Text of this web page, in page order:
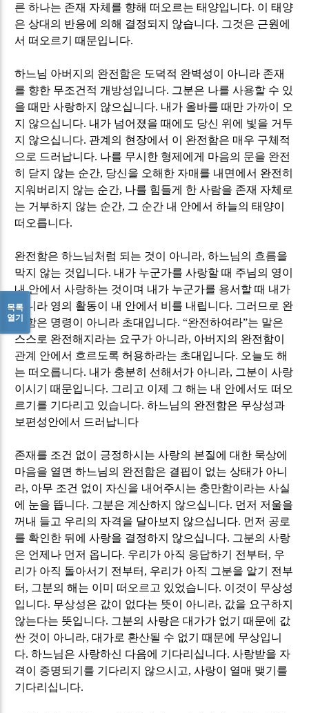
른 하나는 존재 자체를 향해 떠오르는 태양입니다. 이 태양
은 상대의 반응에 의해 결정되지 않습니다. 그것은 근원에
서 떠오르기 때문입니다.
하느님 아버지의 완전함은 도덕적 완벽성이 아니라 존재
를 향한 무조건적 개방성입니다. 그분은 나를 사용할 수 있
을 때만 사랑하지 않으십니다. 내가 올바를 때만 가까이 오
지 않으십니다. 내가 넘어졌을 때에도 당신 위에 빛을 거두
지 않으십니다. 관계의 현장에서 이 완전함은 매우 구체적
으로 드러납니다. 나를 무시한 형제에게 마음의 문을 완전
히 닫지 않는 순간, 당신을 오해한 자매를 내면에서 완전히
지워버리지 않는 순간, 나를 힘들게 한 사람을 존재 자체로
는 거부하지 않는 순간, 그 순간 내 안에서 하늘의 태양이
떠오릅니다.
완전함은 하느님처럼 되는 것이 아니라,하느님의 흐름을
막지 않는 것입니다. 내가 누군가를 사랑할 때 주님의 영이
내 안에서 사랑하는 것이며 내가 누군가를 용서할 때 내가
아니라 영의 활동이 내 안에서 비를 내립니다. 그러므로 완
전함은 명령이 아니라 초대입니다. “완전하여라”는 말은
스스로 완전해지라는 요구가 아니라, 아버지의 완전함이
관계 안에서 흐르도록 허용하라는 초대입니다. 오늘도 해
는 떠오릅니다. 내가 충분히 선해서가 아니라, 그분이 사랑
이시기 때문입니다. 그리고 이제 그 해는 내 안에서도 떠오
르기를 기다리고 있습니다.하느님의 완전함은 무상성과
보편성안에서 드러납니다
존재를 조건 없이 긍정하시는 사랑의 본질에 대한 묵상에
마음을 열면 하느님의 완전함은 결핍이 없는 상태가 아니
라, 아무 조건 없이 자신을 내어주시는 충만함이라는 사실
에 눈을 뜹니다. 그분은 계산하지 않으십니다. 먼저 저울을
꺼내 들고 우리의 자격을 달아보지 않으십니다. 먼저 공로
를 확인한 뒤에 사랑을 결정하지 않으십니다. 그분의 사랑
은 언제나 먼저 옵니다. 우리가 아직 응답하기 전부터 , 우
리가 아직 돌아서기 전부터 , 우리가 아직 그분을 알기 전부
터 , 그분의 해는 이미 떠오르고 있었습니다. 이것이 무상성
입니다. 무상성은 값이 없다는 뜻이 아니라, 값을 요구하지
않는다는 뜻입니다. 그분의 사랑은 대가가 없기 때문에 값
싼 것이 아니라,대가로 환산될 수 없기 때문에 무상입니
다.하느님은 사랑하신 다음에 기다리십니다.사랑받을 자
격이 증명되기를 기다리지 않으시고,사랑이 열매 맺기를
기다리십니다.
목록
열기